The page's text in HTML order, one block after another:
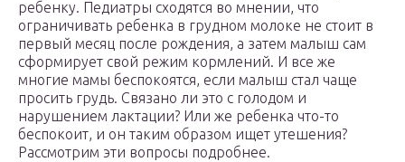
ребенку. Педиатры сходятся во мнении, что
ограничивать ребенка в грудном молоке не стоит в
первый месяц после рождения, а затем малыш сам
сформирует свой режим кормлений. И все же
многие мамы беспокоятся, если малыш стал чаще
просить грудь. Связано ли это с голодом и
нарушением лактации? Или же ребенка что-то
беспокоит, и он таким образом ищет утешения?
Рассмотрим эти вопросы подробнее.